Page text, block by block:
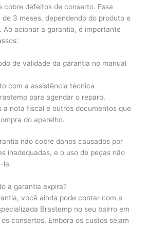
cobre defeitos de conserto. Essa
3 meses, dependendo do produto e
Ao acionar a garantia, é importante
de validade da garantia no manual
com a assistência técnica
para agendar o reparo.
a nota fiscal e outros documentos que
do aparelho.
não cobre danos causados por
inadequadas, e o uso de peças não
la.
a garantia expira?
você ainda pode contar com a
Brastemp no seu bairro em
consertos. Embora os custos sejam